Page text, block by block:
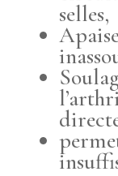
selles,